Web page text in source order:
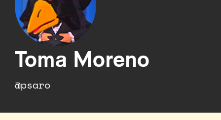
Toma Moreno
@psaro